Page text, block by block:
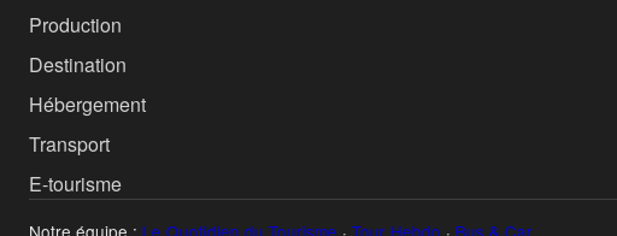
Production
Destination
Hébergement
Transport
E-tourisme
Notre équipe : Le Quotidien du Tourisme · Tour Hebdo · Bus & Car